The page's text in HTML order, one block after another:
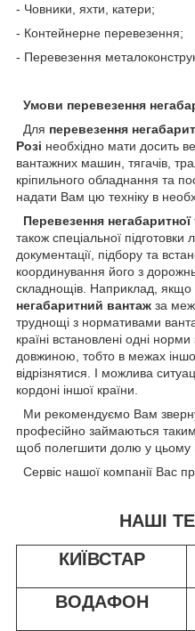
- Човники, яхти, катери;
- Контейнерне перевезення;
- Перевезення
Умови перевезення
Для перевезення
Розі необхідно мати досить
вантажних машин, тягачів,
кріпильного обладнання та
надати Вам цю техніку в
Перевезення негабаритної
також спеціальної підготовки
документації, підбору та
координування його з
складнощів. Наприклад, якщо
негабаритний вантаж за
труднощі з нормативами
країні встановлені одні
довжиною, тобто в межах
відрізнятися. І можлива
кордоні іншої країни.
Ми рекомендуємо Вам
професійно займаються
щоб полегшити долю у цьому
Сервіс нашої компанії Вас
НАШІ
КИЇВСТАР
ВОДАФОН